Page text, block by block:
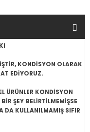
KONDİSYON OLARAK
EDİYORUZ.
ÜRÜNLER KONDİSYON
ŞEY BELİRTİLMEMİŞSE
DA KULLANILMAMIŞ SIFIR